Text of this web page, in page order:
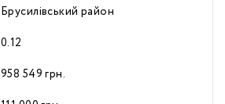
Брусилівський район
0.12
958 549 грн.